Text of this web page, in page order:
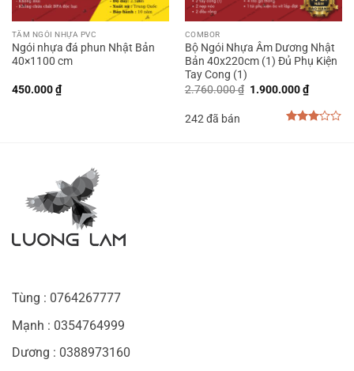
TẤM NGÓI NHỰA PVC
Ngói nhựa đá phun Nhật Bản
40×1100 cm
450.000₫
COMBOR
Bộ Ngói Nhựa Âm Dương Nhật
Bản 40x220cm (1) Đủ Phụ Kiện
Tay Cong (1)
2.760.000₫ Giá
2.760.000 ₫.
1.900.000₫Giá
hiện
tại
là:
242 đã bán
Tùng : 0764267777
Mạnh : 0354764999
Dương : 0388973160